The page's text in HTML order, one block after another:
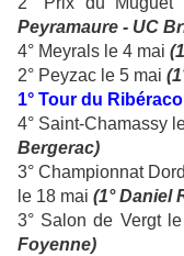
Peyramaure - UC
4° Meyrals le 4 mai
2° Peyzac le 5 mai
1° Tour du
4° Saint-Chamassy
Bergerac)
3° Championnat
le 18 mai (1° Daniel
3° Salon de Vergt
Foyenne)